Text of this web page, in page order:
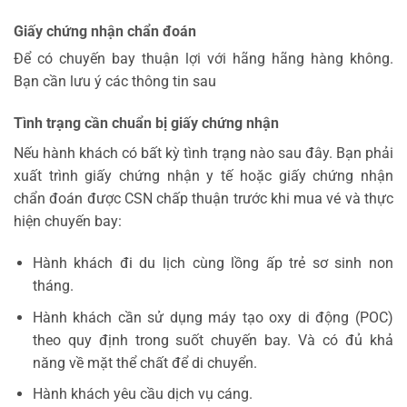
Giấy chứng nhận chẩn đoán
Để có chuyến bay thuận lợi với hãng hãng hàng không.
Bạn cần lưu ý các thông tin sau
Tình trạng cần chuẩn bị giấy chứng nhận
Nếu hành khách có bất kỳ tình trạng nào sau đây. Bạn phải
xuất trình giấy chứng nhận y tế hoặc giấy chứng nhận
chẩn đoán được CSN chấp thuận trước khi mua vé và thực
hiện chuyến bay:
Hành khách đi du lịch cùng lồng ấp trẻ sơ sinh non
tháng.
Hành khách cần sử dụng máy tạo oxy di động (POC)
theo quy định trong suốt chuyến bay. Và có đủ khả
năng về mặt thể chất để di chuyển.
Hành khách yêu cầu dịch vụ cáng.